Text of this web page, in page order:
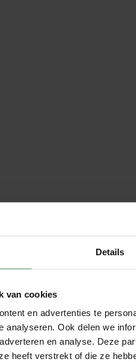
Details
van cookies
en advertenties te
analyseren. Ook delen we
en analyse. Deze
heeft verstrekt of die ze